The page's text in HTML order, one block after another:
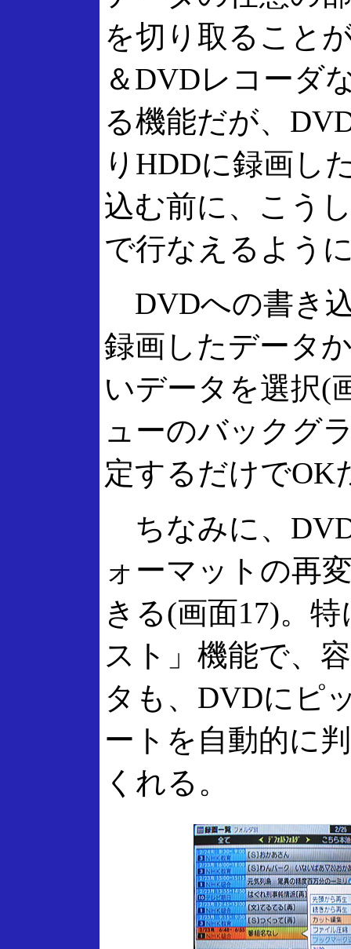
を切り取ること
＆DVDレコーダ
る機能だが、
りHDDに録画し
込む前に、こう
で行なえるよう
DVDへの書き
録画したデータ
いデータを選択(
ューのバックグ
定するだけでOK
ちなみに、
ォーマットの再
きる(画面17)。
スト」機能で、
タも、DVDにピ
ートを自動的に
くれる。